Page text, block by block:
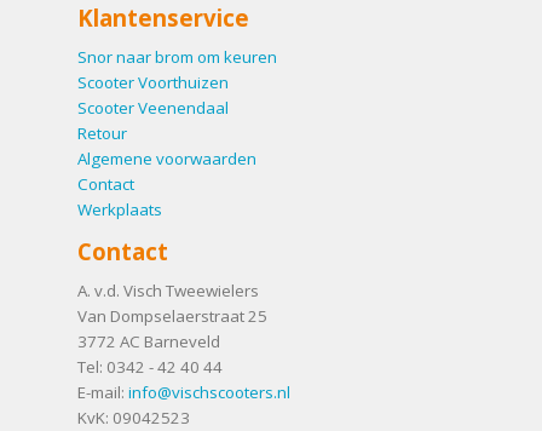
Klantenservice
Snor naar brom om keuren
Scooter Voorthuizen
Scooter Veenendaal
Retour
Algemene voorwaarden
Contact
Werkplaats
Contact
A. v.d. Visch Tweewielers
Van Dompselaerstraat 25
3772 AC Barneveld
Tel: 0342 - 42 40 44
E-mail: info@vischscooters.nl
KvK: 09042523